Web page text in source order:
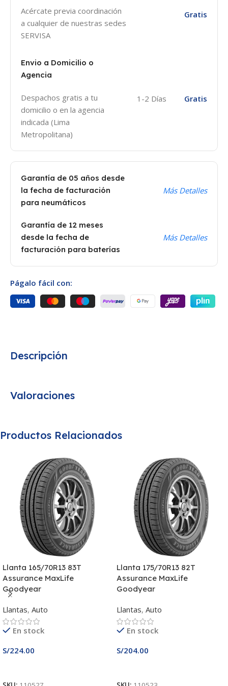
Descripción
Acércate previa coordinación
a cualquier de nuestras sedes
SERVISA
Gratis
Envio a Domicilio o
Agencia
Despachos gratis a tu
domicilio o en la agencia
indicada (Lima
Metropolitana)
1-2 Días Gratis
Garantía de 05 años desde
la fecha de facturación
para neumáticos
Más Detalles
Garantía de 12 meses
desde la fecha de
facturación para baterías
Más Detalles
Págalo fácil con:
Valoraciones
Productos Relacionados
Llanta 165/70R13 83T
Assurance MaxLife
Goodyear
Llantas, Auto
En stock
S/224.00
Llanta 175/70R13 82T
Assurance MaxLife
Goodyear
Llantas, Auto
En stock
S/204.00